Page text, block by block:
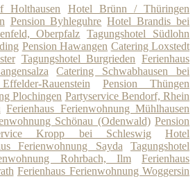
Holthausen
Hotel Brünn / Thüringen
Pension Byhleguhre Hotel Brandis bei
Oberpfalz
Tagungshotel Südlohn
Pension Hawangen Catering Loxstedt
Tagungshotel Burgrieden Ferienhaus
Catering Schwabhausen bei
Rauenstein
Pension Thüngen
Plochingen Partyservice Bendorf, Rhein
Ferienhaus Ferienwohnung Mühlhausen
Schönau (Odenwald) Pension
Kropp bei Schleswig
Hotel
Ferienwohnung Sayda
Tagungshotel
Rohrbach, Ilm
Ferienhaus
Ferienhaus Ferienwohnung Woggersin